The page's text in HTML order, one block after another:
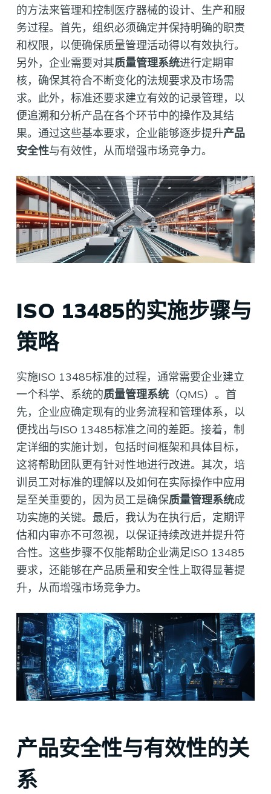
的方法来管理和控制医疗器械的设计、生产和服
务过程。首先，组织必须确定并保持明确的职责
和权限，以便确保质量管理活动得以有效执行。
另外，企业需要对其质量管理系统进行定期审
核，确保其符合不断变化的法规要求及市场需
求。此外，标准还要求建立有效的记录管理，以
便追溯和分析产品在各个环节中的操作及其结
果。通过这些基本要求，企业能够逐步提升产品
安全性与有效性，从而增强市场竞争力。
ISO 13485的实施步骤与
策略
实施ISO 13485标准的过程，通常需要企业建立
一个科学、系统的质量管理系统（QMS）。首
先，企业应确定现有的业务流程和管理体系，以
便找出与ISO 13485标准之间的差距。接着，制
定详细的实施计划，包括时间框架和具体目标，
这将帮助团队更有针对性地进行改进。其次，培
训员工对标准的理解以及如何在实际操作中应用
是至关重要的，因为员工是确保质量管理系统成
功实施的关键。最后，我认为在执行后，定期评
估和内审亦不可忽视，以保证持续改进并提升符
合性。这些步骤不仅能帮助企业满足ISO 13485
要求，还能够在产品质量和安全性上取得显著提
升，从而增强市场竞争力。
产品安全性与有效性的关
系